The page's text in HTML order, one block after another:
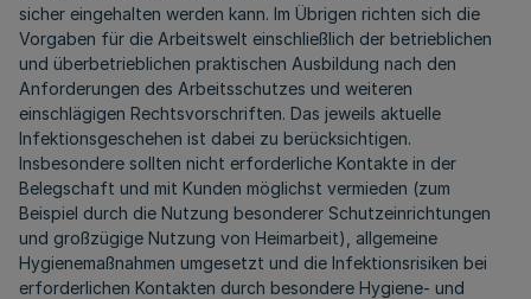
sicher eingehalten werden kann. Im Übrigen richten sich die
Vorgaben für die Arbeitswelt einschließlich der betrieblichen
und überbetrieblichen praktischen Ausbildung nach den
Anforderungen des Arbeitsschutzes und weiteren
einschlägigen Rechtsvorschriften. Das jeweils aktuelle
Infektionsgeschehen ist dabei zu berücksichtigen.
Insbesondere sollten nicht erforderliche Kontakte in der
Belegschaft und mit Kunden möglichst vermieden (zum
Beispiel durch die Nutzung besonderer Schutzeinrichtungen
und großzügige Nutzung von Heimarbeit), allgemeine
Hygienemaßnahmen umgesetzt und die Infektionsrisiken bei
erforderlichen Kontakten durch besondere Hygiene- und